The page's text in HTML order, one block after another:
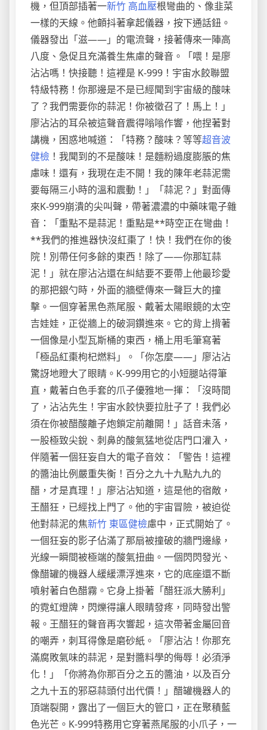
機，但頂部插著一新竹 高血壓根彎曲的、像韭菜
一樣的天線。他顫抖著拿起儀器，按下通話鈕。
儀器發出「滋——」的電流聲，接著傳來一陣高
八度、急促且充滿養生焦慮的聲音。「喂！是廖
沾沾嗎！快接聽！這裡是 K-999！宇宙水餃聯盟
特級特務！你那邊是不是已經聞到宇宙級的酸味
了？我們需要你的蒜泥！你被徵召了！馬上！」
廖沾沾的耳朵被這聲音震得嗡嗡作響，他捏著對
講機，困惑地喊道：「特務？酸味？等等超音波
健檢 ！我聞到的不是酸味！是麵粉過度膨脹的焦
慮味！還有，我現在走不開！我的陳年老蒜泥需
要每隔三小時的溫和震動！」「蒜泥？」對面傳
來K-999崩潰的尖叫聲，帶著濃濃的中藥味電子雜
音：「重點不是蒜泥！重點是**時空正在彎曲！
**我們的推進器快沒紅棗了！快！我們在你的後
院！別帶任何多餘的東西！除了——你那缸蒜
泥！」就在廖沾沾還在糾結要不要帶上他最珍愛
的那把銀勺時，外面的牆壁傳來一聲巨大的撞
擊。一個穿著黑色燕尾服、戴著太陽眼鏡的太空
吉娃娃，正從牆上的破洞鑽進來。它的背上揹著
一個像是小型瓦斯桶的東西，桶上用毛筆寫著
「極品紅棗枸杞燃料」。「你怎麼——」廖沾沾
驚訝地瞪大了眼睛。K-999用它的小短腿站得筆
直，戴著白色手套的爪子優雅地一揮：「沒時間
了，沾沾先生！宇宙水餃快要拉肚子了！我們必
須在你被醋酸離子炮鎖定前離開！」話音未落，
一股極致尖銳、刺鼻的酸氣猛地從店門口灌入，
伴隨著一個狂妄自大的電子音效：「警告！這裡
的醬油比例嚴重失衡！百分之九十九點九九的
醋，才是真理！」廖沾沾知道，這是他的宿敵，
王醋狂，已經找上門了。他的宇宙冒險，被迫從
他對蒜泥的焦新竹 東區健檢慮中，正式開始了。
一個狂妄的影子佔滿了那扇被撞破的牆門邊緣，
光線一瞬間被極端的酸氣扭曲。一個閃閃發光、
像醋罐的機器人緩緩漂浮進來，它的底座還不斷
噴射著白色醋霧。它身上掛著「醋狂派大勝利」
的霓虹燈牌，閃爍得讓人眼睛發疼，同時發出警
報。王醋狂的聲音再次響起，這次帶著金屬回音
的嘲弄，刺耳得像是磨砂紙。「廖沾沾！你那充
滿腐敗氣味的蒜泥，是對醬料學的侮辱！必須淨
化！」「你將為你那百分之五的醬油，以及百分
之九十五的邪惡蒜頭付出代價！」醋罐機器人的
頂端裂開，露出了一個巨大的管口，正在聚積藍
色光芒。K-999特務用它穿著燕尾服的小爪子，一